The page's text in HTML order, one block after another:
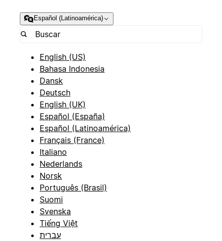
Español (Latinoamérica)
English (US)
Bahasa Indonesia
Dansk
Deutsch
English (UK)
Español (España)
Español (Latinoamérica)
Français (France)
Italiano
Nederlands
Norsk
Português (Brasil)
Suomi
Svenska
Tiếng Việt
עברית